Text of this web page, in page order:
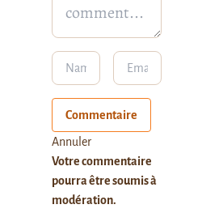
Commentaire
Annuler
Votre commentaire
pourra être soumis à
modération.